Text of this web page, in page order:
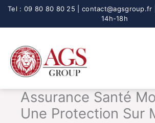
Aller
Assurance Santé
Une Protection Sur